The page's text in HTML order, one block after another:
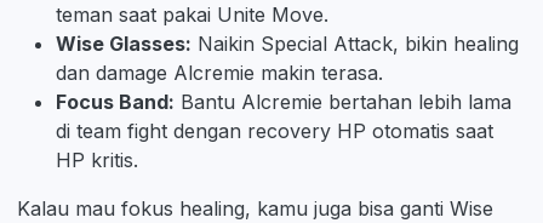
teman saat pakai Unite Move.
Wise Glasses: Naikin Special Attack, bikin healing
dan damage Alcremie makin terasa.
Focus Band: Bantu Alcremie bertahan lebih lama
di team fight dengan recovery HP otomatis saat
HP kritis.
Kalau mau fokus healing, kamu juga bisa ganti Wise